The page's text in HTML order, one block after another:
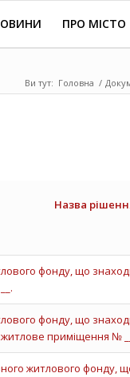
ПРО МІСТО
Ви тут: Головна /
Назва
фонду, що
фонду, що
житлове приміщення №
житлового фонду,